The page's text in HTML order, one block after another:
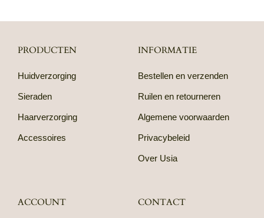
PRODUCTEN
Huidverzorging
Sieraden
Haarverzorging
Accessoires
INFORMATIE
Bestellen en verzenden
Ruilen en retourneren
Algemene voorwaarden
Privacybeleid
Over Usia
ACCOUNT CONTACT